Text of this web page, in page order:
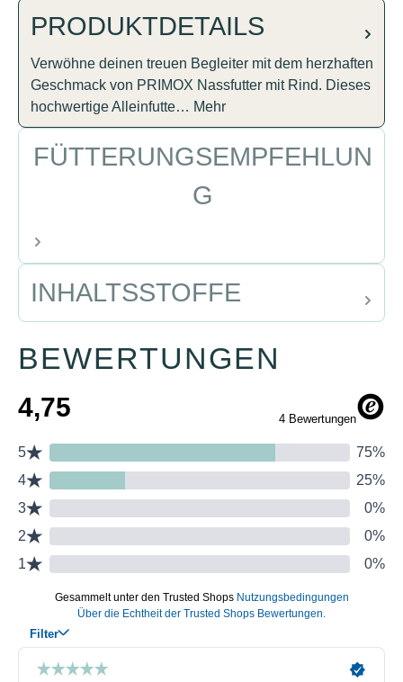
PRODUKTDETAILS
Verwöhne deinen treuen Begleiter mit dem herzhaften
Geschmack von PRIMOX Nassfutter mit Rind. Dieses
hochwertige Alleinfutte… Mehr
FÜTTERUNGSEMPFEHLUN
G
INHALTSSTOFFE
BEWERTUNGEN